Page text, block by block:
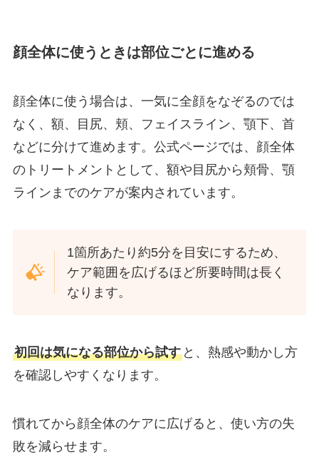
顔全体に使うときは部位ごとに進める
顔全体に使う場合は、一気に全顔をなぞるのでは
なく、額、目尻、頬、フェイスライン、顎下、首
などに分けて進めます。公式ページでは、顔全体
のトリートメントとして、額や目尻から頬骨、顎
ラインまでのケアが案内されています。
1箇所あたり約5分を目安にするため、
ケア範囲を広げるほど所要時間は長く
なります。
初回は気になる部位から試すと、熱感や動かし方
を確認しやすくなります。
慣れてから顔全体のケアに広げると、使い方の失
敗を減らせます。